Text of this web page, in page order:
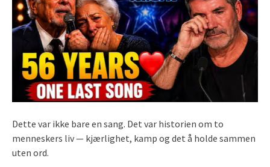
Dette var ikke bare en sang. Det var historien om to
menneskers liv — kjærlighet, kamp og det å holde sammen
uten ord.